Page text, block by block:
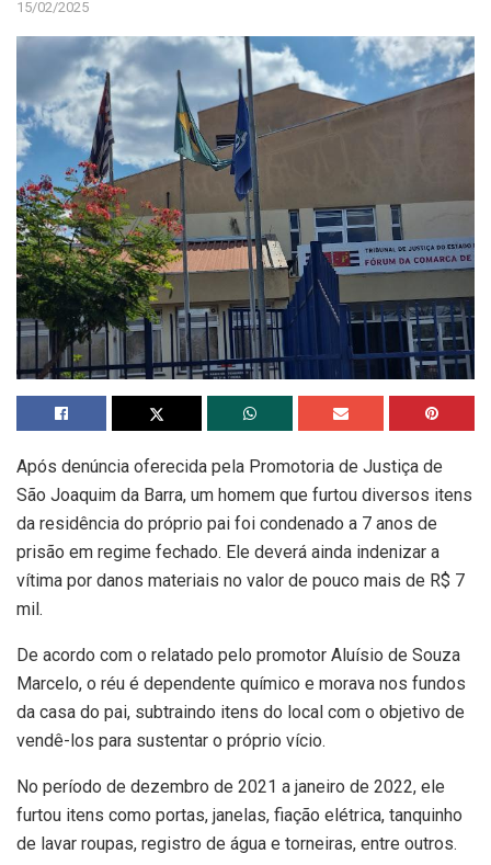
15/02/2025
Após denúncia oferecida pela Promotoria de Justiça de
São Joaquim da Barra, um homem que furtou diversos itens
da residência do próprio pai foi condenado a 7 anos de
prisão em regime fechado. Ele deverá ainda indenizar a
vítima por danos materiais no valor de pouco mais de R$ 7
mil.
De acordo com o relatado pelo promotor Aluísio de Souza
Marcelo, o réu é dependente químico e morava nos fundos
da casa do pai, subtraindo itens do local com o objetivo de
vendê-los para sustentar o próprio vício.
No período de dezembro de 2021 a janeiro de 2022, ele
furtou itens como portas, janelas, fiação elétrica, tanquinho
de lavar roupas, registro de água e torneiras, entre outros.